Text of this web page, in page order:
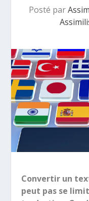
Posté par
Convertir un
peut pas se